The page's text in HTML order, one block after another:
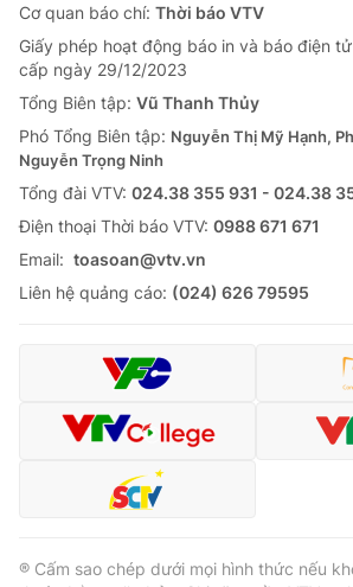
Cơ quan báo chí: Thời báo VTV
Giấy phép hoạt động báo in và báo điện
cấp ngày 29/12/2023
Tổng Biên tập: Vũ Thanh Thủy
Phó Tổng Biên tập: Nguyễn Thị Mỹ Hạnh,
Nguyễn Trọng Ninh
Tổng đài VTV: 024.38 355 931 - 024.38
Ðiện thoại Thời báo VTV: 0988 671 671
Email: toasoan@vtv.vn
Liên hệ quảng cáo: (024) 626 79595
® Cấm sao chép dưới mọi hình thức nếu